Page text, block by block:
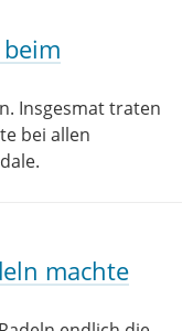
Insgesmat traten
bei allen
machte